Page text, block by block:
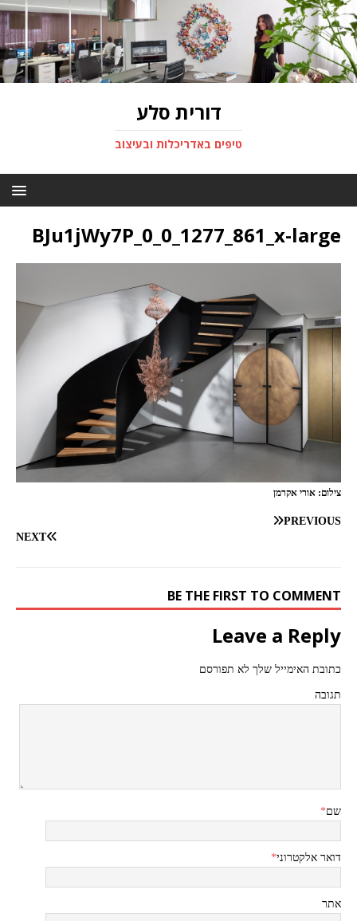
דורית סלע
טיפים באדריכלות ובעיצוב
BJu1jWy7P_0_0_1277_861_x-large
צילום: אורי אקרמן
PREVIOUS
NEXT
BE THE FIRST TO COMMENT
Leave a Reply
כתובת האימייל שלך לא תפורסם
תגובה
שם*
דואר אלקטרוני*
אתר